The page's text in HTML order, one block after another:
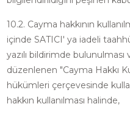
10.2. Cayma hakkının
içinde SATICI' ya iadeli
yazılı bildirimde
düzenlenen "Cayma Hakkı
hükümleri çerçevesinde
hakkın kullanılması halinde,